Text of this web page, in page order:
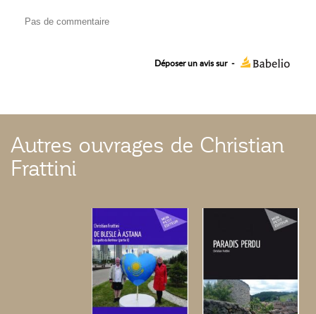
Pas de commentaire
Déposer un avis sur -
Autres ouvrages de Christian
Frattini